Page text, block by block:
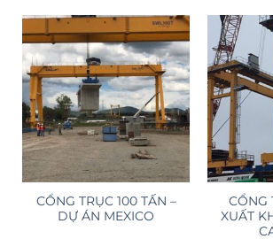
CỔNG TRỤC 100 TẤN –
DỰ ÁN MEXICO
CỔNG
XUẤT